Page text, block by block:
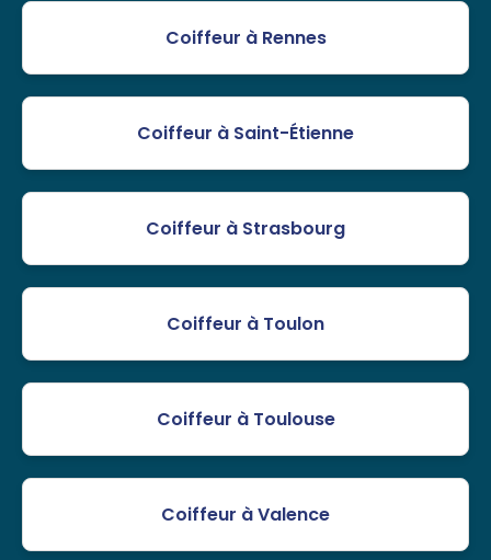
Coiffeur à Rennes
Coiffeur à Saint-Étienne
Coiffeur à Strasbourg
Coiffeur à Toulon
Coiffeur à Toulouse
Coiffeur à Valence